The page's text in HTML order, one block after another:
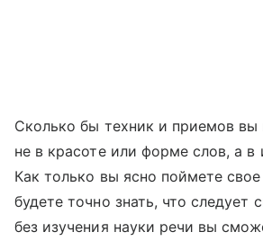
Сколько бы техник и приемов вы
не в красоте или форме слов, а в
Как только вы ясно поймете
будете точно знать, что следует
без изучения науки речи вы